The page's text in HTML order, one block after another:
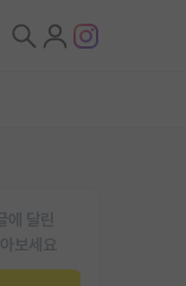
에 달린
보세요